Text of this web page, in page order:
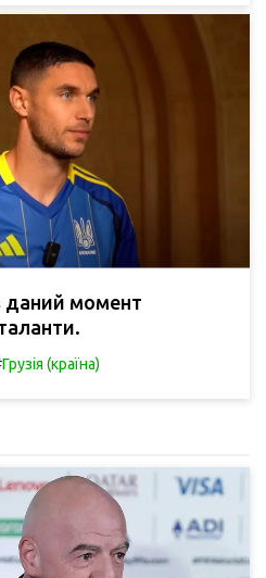
даний момент
Грузія (країна)